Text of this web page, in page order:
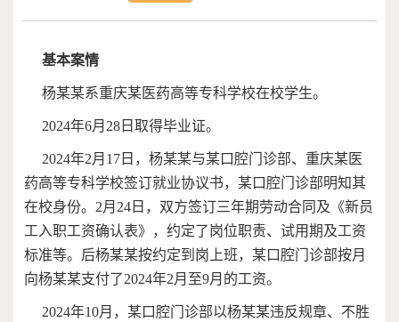
基本案情
杨某某系重庆某医药高等专科学校在校学生。
2024年6月28日取得毕业证。
2024年2月17日，杨某某与某口腔门诊部、重庆某医
药高等专科学校签订就业协议书，某口腔门诊部明知其
在校身份。2月24日，双方签订三年期劳动合同及《新员
工入职工资确认表》，约定了岗位职责、试用期及工资
标准等。后杨某某按约定到岗上班，某口腔门诊部按月
向杨某某支付了2024年2月至9月的工资。
2024年10月，某口腔门诊部以杨某某违反规章、不胜